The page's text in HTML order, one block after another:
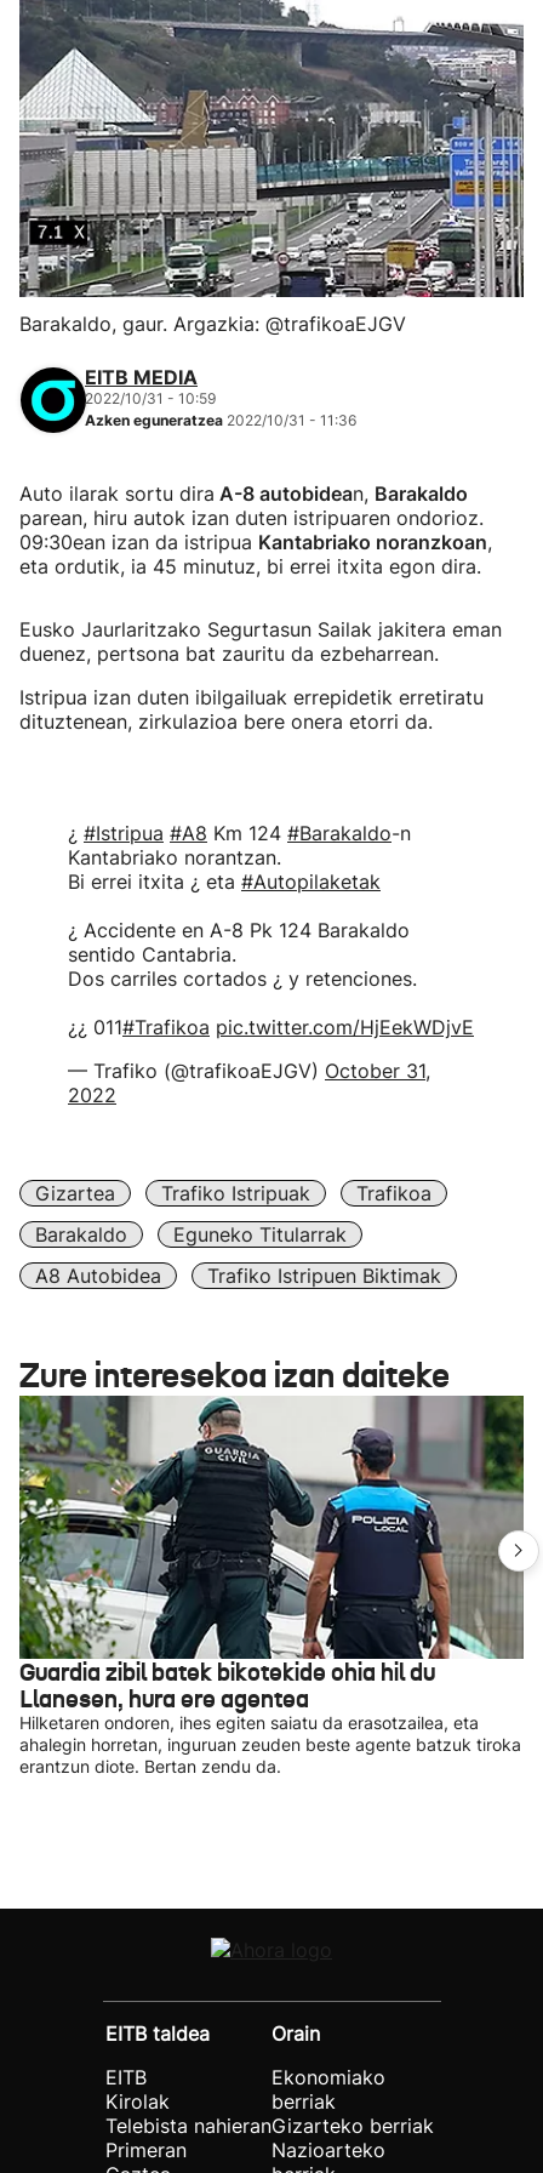
Barakaldo, gaur. Argazkia: @trafikoaEJGV
EITB MEDIA
2022/10/31 - 10:59
Azken eguneratzea 2022/10/31 - 11:36
Auto ilarak sortu dira A-8 autobidean, Barakaldo
parean, hiru autok izan duten istripuaren ondorioz.
09:30ean izan da istripua Kantabriako noranzkoan,
eta ordutik, ia 45 minutuz, bi errei itxita egon dira.
Eusko Jaurlaritzako Segurtasun Sailak jakitera eman
duenez, pertsona bat zauritu da ezbeharrean.
Istripua izan duten ibilgailuak errepidetik erretiratu
dituztenean, zirkulazioa bere onera etorri da.
¿ #Istripua #A8 Km 124 #Barakaldo-n
Kantabriako norantzan.
Bi errei itxita ¿ eta #Autopilaketak
¿ Accidente en A-8 Pk 124 Barakaldo
sentido Cantabria.
Dos carriles cortados ¿ y retenciones.
¿¿ 011#Trafikoa pic.twitter.com/HjEekWDjvE
— Trafiko (@trafikoaEJGV) October 31,
2022
Gizartea Trafiko Istripuak
Trafikoa
Barakaldo
Eguneko Titularrak
A8 Autobidea
Trafiko Istripuen Biktimak
Zure interesekoa izan daiteke
Guardia zibil batek bikotekide ohia hil du
Llanesen, hura ere agentea
Hilketaren ondoren, ihes egiten saiatu da erasotzailea, eta
ahalegin horretan, inguruan zeuden beste agente batzuk tiroka
erantzun diote. Bertan zendu da.
EITB taldea
EITB
Kirolak
Telebista nahieran
Primeran
Orain
Ekonomiako
berriak
Gizarteko berriak
Nazioarteko